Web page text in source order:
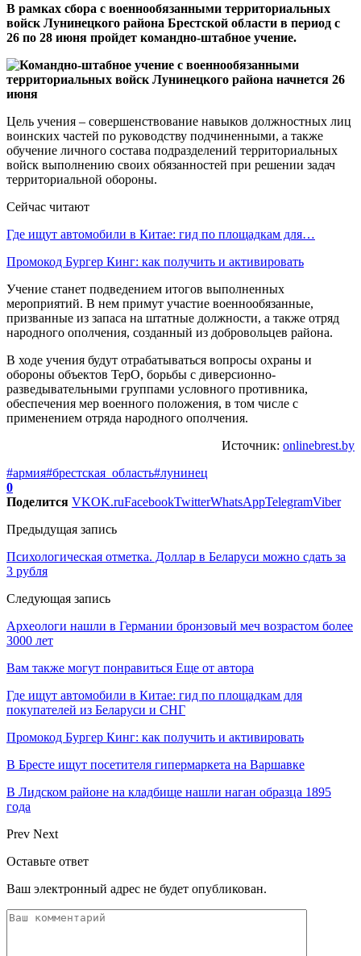
В рамках сбора с военнообязанными территориальных
войск Лунинецкого района Брестской области в период с
26 по 28 июня пройдет командно-штабное учение.
Цель учения – совершенствование навыков должностных лиц
воинских частей по руководству подчиненными, а также
обучение личного состава подразделений территориальных
войск выполнению своих обязанностей при решении задач
территориальной обороны.
Сейчас читают
Где ищут автомобили в Китае: гид по площадкам для…
Промокод Бургер Кинг: как получить и активировать
Учение станет подведением итогов выполненных
мероприятий. В нем примут участие военнообязанные,
призванные из запаса на штатные должности, а также отряд
народного ополчения, созданный из добровольцев района.
В ходе учения будут отрабатываться вопросы охраны и
обороны объектов ТерО, борьбы с диверсионно-
разведывательными группами условного противника,
обеспечения мер военного положения, в том числе с
применением отряда народного ополчения.
Источник: onlinebrest.by
#армия#брестская_область#лунинец
0
Поделится VKOK.ruFacebookTwitterWhatsAppTelegramViber
Предыдущая запись
Психологическая отметка. Доллар в Беларуси можно сдать за
3 рубля
Следующая запись
Археологи нашли в Германии бронзовый меч возрастом более
3000 лет
Вам также могут понравиться Еще от автора
Где ищут автомобили в Китае: гид по площадкам для
покупателей из Беларуси и СНГ
Промокод Бургер Кинг: как получить и активировать
В Бресте ищут посетителя гипермаркета на Варшавке
В Лидском районе на кладбище нашли наган образца 1895
года
Prev Next
Оставьте ответ
Ваш электронный адрес не будет опубликован.